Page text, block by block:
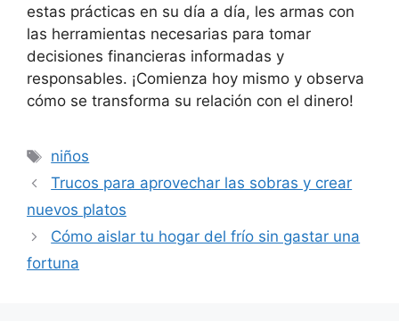
estas prácticas en su día a día, les armas con
las herramientas necesarias para tomar
decisiones financieras informadas y
responsables. ¡Comienza hoy mismo y observa
cómo se transforma su relación con el dinero!
Etiquetas
niños
Trucos para aprovechar las sobras y crear
nuevos platos
Cómo aislar tu hogar del frío sin gastar una
fortuna